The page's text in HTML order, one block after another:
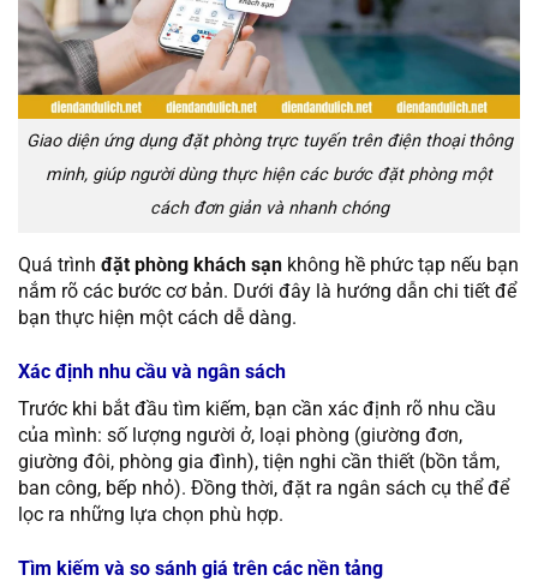
Giao diện ứng dụng đặt phòng trực tuyến trên điện thoại thông
minh, giúp người dùng thực hiện các bước đặt phòng một
cách đơn giản và nhanh chóng
Quá trình đặt phòng khách sạn không hề phức tạp nếu bạn
nắm rõ các bước cơ bản. Dưới đây là hướng dẫn chi tiết để
bạn thực hiện một cách dễ dàng.
Xác định nhu cầu và ngân sách
Trước khi bắt đầu tìm kiếm, bạn cần xác định rõ nhu cầu
của mình: số lượng người ở, loại phòng (giường đơn,
giường đôi, phòng gia đình), tiện nghi cần thiết (bồn tắm,
ban công, bếp nhỏ). Đồng thời, đặt ra ngân sách cụ thể để
lọc ra những lựa chọn phù hợp.
Tìm kiếm và so sánh giá trên các nền tảng